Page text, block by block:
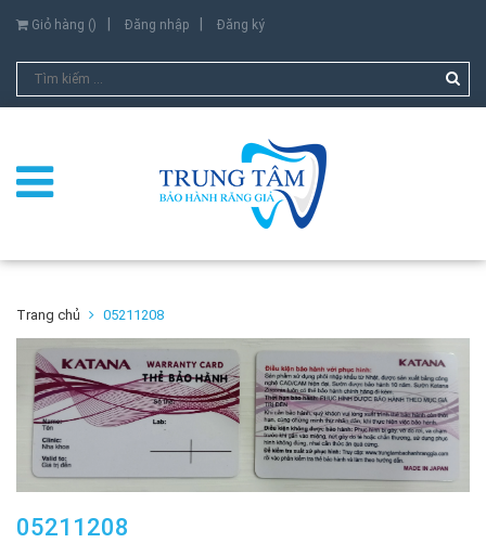
Giỏ hàng () Đăng nhập Đăng ký
Trang chủ 05211208
05211208